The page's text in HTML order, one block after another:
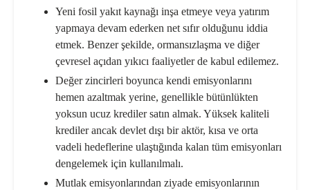
Yeni fosil yakıt kaynağı inşa etmeye veya yatırım
yapmaya devam ederken net sıfır olduğunu iddia
etmek. Benzer şekilde, ormansızlaşma ve diğer
çevresel açıdan yıkıcı faaliyetler de kabul edilemez.
Değer zincirleri boyunca kendi emisyonlarını
hemen azaltmak yerine, genellikle bütünlükten
yoksun ucuz krediler satın almak. Yüksek kaliteli
krediler ancak devlet dışı bir aktör, kısa ve orta
vadeli hedeflerine ulaştığında kalan tüm emisyonları
dengelemek için kullanılmalı.
Mutlak emisyonlarından ziyade emisyonlarının